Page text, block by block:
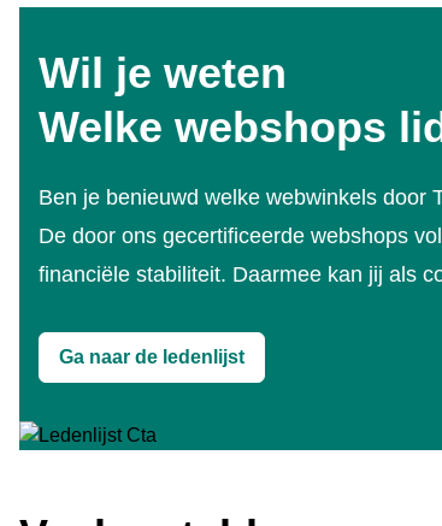
Wil je weten
Welke webshops
Ben je benieuwd welke webwinkels door
De door ons gecertificeerde webshops
financiële stabiliteit. Daarmee kan jij als
Ga naar de ledenlijst